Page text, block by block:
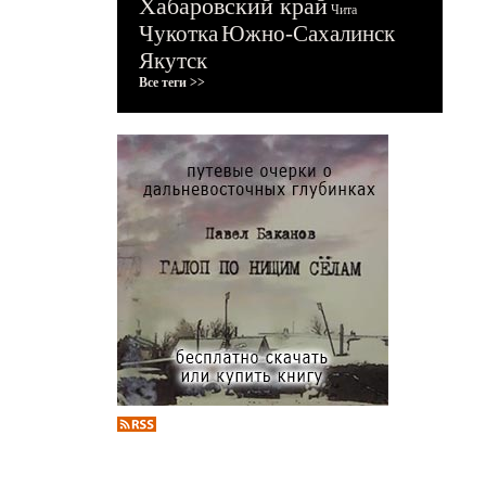
Хабаровский край Чита
ЧукоткаЮжно-Сахалинск
Якутск
Все теги >>